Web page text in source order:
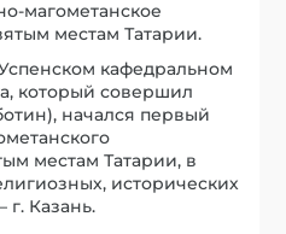
магометанское
местам Татарии.
кафедральном
который совершил
начался первый
местам Татарии, в
исторических
г. Казань.